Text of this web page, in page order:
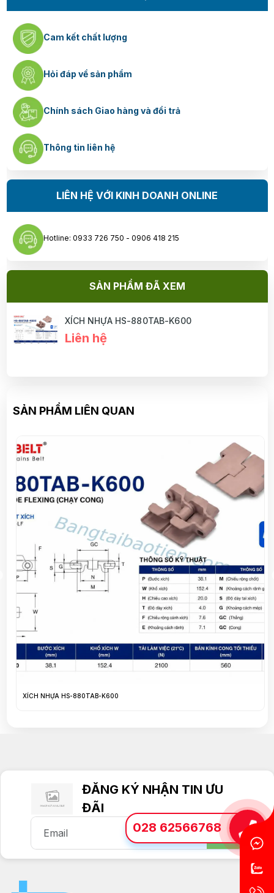
Cam kết chất lượng
Hỏi đáp về sản phẩm
Chính sách Giao hàng và đổi trả
Thông tin liên hệ
LIÊN HỆ VỚI KINH DOANH ONLINE
Hotline: 0933 726 750 - 0906 418 215
SẢN PHẨM ĐÃ XEM
XÍCH NHỰA HS-880TAB-K600
Liên hệ
SẢN PHẨM LIÊN QUAN
ĐĂNG KÝ NHẬN TIN ƯU
ĐÃI
028 62566768